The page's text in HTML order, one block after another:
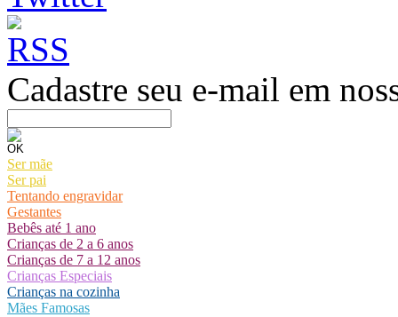
Cadastre seu e-mail em
Ser mãe
Ser pai
Tentando engravidar
Gestantes
Bebês até 1 ano
Crianças de 2 a 6 anos
Crianças de 7 a 12 anos
Crianças Especiais
Crianças na cozinha
Mães Famosas